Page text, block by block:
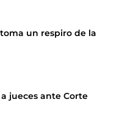
un respiro de la
jueces ante Corte